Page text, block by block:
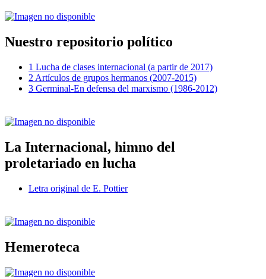
Nuestro repositorio político
1 Lucha de clases internacional (a partir de 2017)
2 Artículos de grupos hermanos (2007-2015)
3 Germinal-En defensa del marxismo (1986-2012)
La Internacional, himno del
proletariado en lucha
Letra original de E. Pottier
Hemeroteca